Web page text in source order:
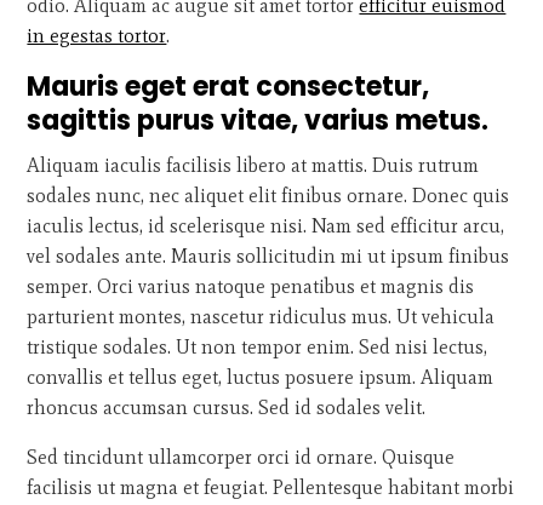
odio. Aliquam ac augue sit amet tortorefficitur euismod
in egestas tortor.
Mauris eget erat consectetur,
sagittis purus vitae, varius metus.
Aliquam iaculis facilisis libero at mattis. Duis rutrum
sodales nunc, nec aliquet elit finibus ornare. Donec quis
iaculis lectus, id scelerisque nisi. Nam sed efficitur arcu,
vel sodales ante. Mauris sollicitudin mi ut ipsum finibus
semper. Orci varius natoque penatibus et magnis dis
parturient montes, nascetur ridiculus mus. Ut vehicula
tristique sodales. Ut non tempor enim. Sed nisi lectus,
convallis et tellus eget, luctus posuere ipsum. Aliquam
rhoncus accumsan cursus. Sed id sodales velit.
Sed tincidunt ullamcorper orci id ornare. Quisque
facilisis ut magna et feugiat. Pellentesque habitant morbi